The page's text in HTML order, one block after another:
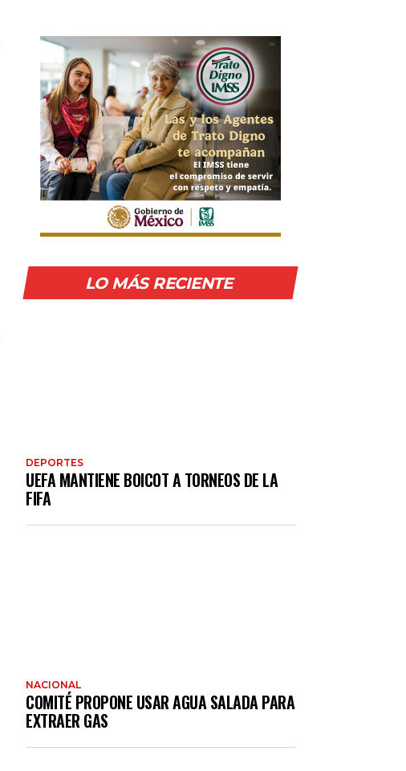
LO MÁS RECIENTE
DEPORTES
UEFA MANTIENE BOICOT A TORNEOS DE LA
FIFA
NACIONAL
COMITÉ PROPONE USAR AGUA SALADA PARA
EXTRAER GAS